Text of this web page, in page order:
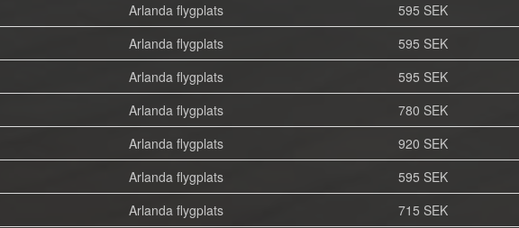
Arlanda flygplats 595 SEK
Arlanda flygplats 595 SEK
Arlanda flygplats 595 SEK
Arlanda flygplats 780 SEK
Arlanda flygplats 920 SEK
Arlanda flygplats 595 SEK
Arlanda flygplats 715 SEK